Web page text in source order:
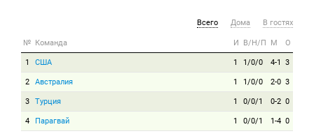
Всего Дома В гостях
№ Команда И В/Н/П М О
1 США 1 1/0/0 4-1 3
2 Австралия 1 1/0/0 2-0 3
3 Турция 1 0/0/1 0-2 0
4 Парагвай 1 0/0/1 1-4 0